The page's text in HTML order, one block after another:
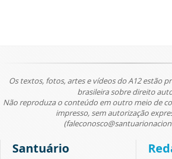
Os textos, fotos, artes e vídeos do A12 estão
brasileira sobre direito
Não reproduza o conteúdo em outro meio de
impresso, sem autorização
Santuário